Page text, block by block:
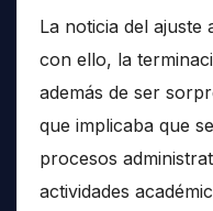
La noticia del
con ello, la
además de ser
que implicaba que
procesos
actividades